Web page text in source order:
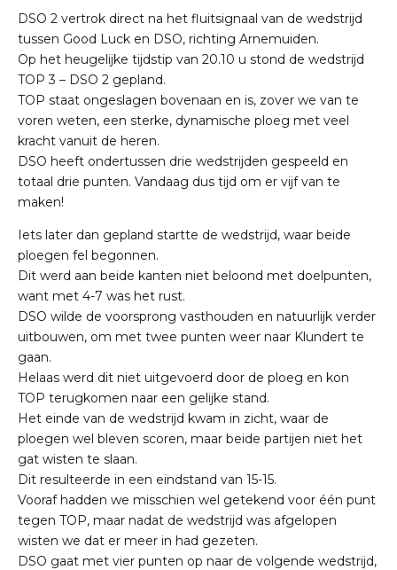
DSO 2 vertrok direct na het fluitsignaal van de wedstrijd
tussen Good Luck en DSO, richting Arnemuiden.
Op het heugelijke tijdstip van 20.10 u stond de wedstrijd
TOP 3 – DSO 2 gepland.
TOP staat ongeslagen bovenaan en is, zover we van te
voren weten, een sterke, dynamische ploeg met veel
kracht vanuit de heren.
DSO heeft ondertussen drie wedstrijden gespeeld en
totaal drie punten. Vandaag dus tijd om er vijf van te
maken!
Iets later dan gepland startte de wedstrijd, waar beide
ploegen fel begonnen.
Dit werd aan beide kanten niet beloond met doelpunten,
want met 4-7 was het rust.
DSO wilde de voorsprong vasthouden en natuurlijk verder
uitbouwen, om met twee punten weer naar Klundert te
gaan.
Helaas werd dit niet uitgevoerd door de ploeg en kon
TOP terugkomen naar een gelijke stand.
Het einde van de wedstrijd kwam in zicht, waar de
ploegen wel bleven scoren, maar beide partijen niet het
gat wisten te slaan.
Dit resulteerde in een eindstand van 15-15.
Vooraf hadden we misschien wel getekend voor één punt
tegen TOP, maar nadat de wedstrijd was afgelopen
wisten we dat er meer in had gezeten.
DSO gaat met vier punten op naar de volgende wedstrijd,